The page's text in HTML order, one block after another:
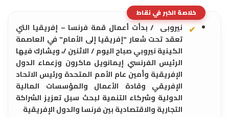
خلاصة الخبر في نقاط
نيروبى / بدأت أعمال قمة فرنسا – إفريقيا التي
تعقد تحت شعار "إفريقيا إلى الأمام" في العاصمة
الكينية نيروبي صباح اليوم / الاثنين /، ويشارك فيها
الرئيس الفرنسي إيمانويل ماكرون وزعماء الدول
الإفريقية وأمين عام الأمم المتحدة ورئيس الاتحاد
الإفريقي وقادة الأعمال والمؤسسات المالية
الدولية وشركاء التنمية لبحث سبل تعزيز الشراكة
التجارية والاقتصادية بين فرنسا والدول الإفريقية